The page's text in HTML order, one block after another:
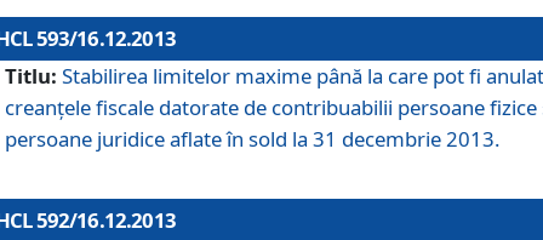
593/16.12.2013
Titlu: Stabilirea limitelor maxime până la care pot fi
creanţele fiscale datorate de contribuabilii persoane fizice
persoane juridice aflate în sold la 31 decembrie 2013.
592/16.12.2013